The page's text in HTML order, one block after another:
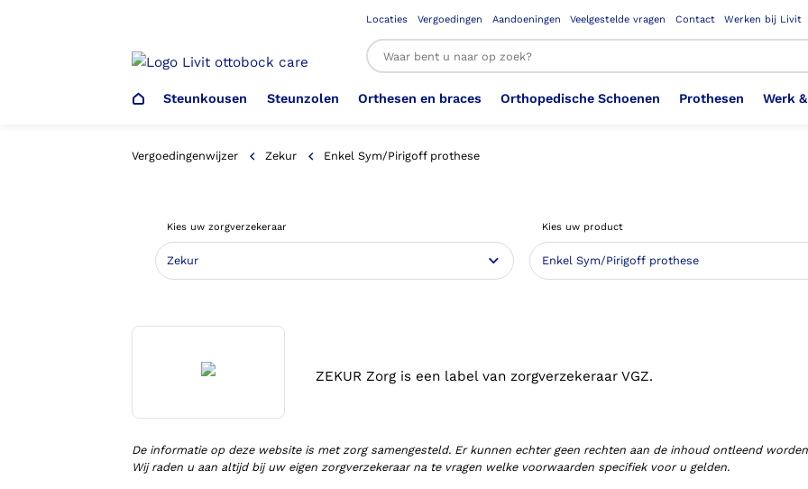
Locaties Vergoedingen Aandoeningen Veelgestelde vragen Contact Werken bij Livit
Steunkousen
Steunkousen (klasse 1)
Kousen (klasse 2)
Aantrekhulpen
Steunzolen
Steunzolen 3D geprinte steunzolen
Voetdrukmeting
Orthesen en braces
Arm Elleboog Been Knie
Heup Bekken Lies Hoofd Nek
Orthopedische Schoenen
Schoenencatalogus Orthopedische Schoenen OSA
Ambulo Badschoenen
schoenen (VLOS)
Prothesen
Armprothese Bovenbeenprothese
Elleboogprothese Hand & Vinger prothese
Onderbeenprothese
Werk
Werkgever
Werknemer
Vergoedingenwijzer Zekur Enkel Sym/Pirigoff prothese
Kies uw zorgverzekeraar Kies uw product
ZEKUR Zorg is een label van zorgverzekeraar VGZ.
De informatie op deze website is met zorg samengesteld. Er kunnen echter geen rechten aan de inhoud ontleend
Wij raden u aan altijd bij uw eigen zorgverzekeraar na te vragen welke voorwaarden specifiek voor u gelden.